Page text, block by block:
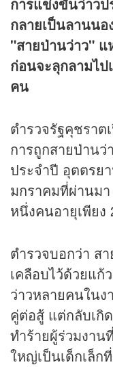
กลายเป็นลานนอ
"สายป่านว่าว"
ก่อนจะลุกลามไป
คน
ตำรวจรัฐคุชราต
การถูกสายป่านว่
ประจำปี อุตตรย
มกราคมที่ผ่านม
หนึ่งคนอายุเพียง
ตำรวจบอกว่า ส
เคลือบไว้ด้วยแก้
ว่าวหลายคนใน
คู่ต่อสู้ แต่กลับเกิ
ทำร้ายผู้ร่วมงา
ใหญ่เป็นเด็กเล็ก